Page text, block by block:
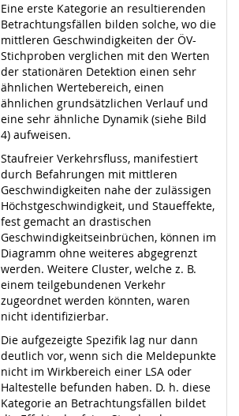
Eine erste Kategorie an resultierenden
Betrachtungsfällen bilden solche, wo die
mittleren Geschwindigkeiten der ÖV-
Stichproben verglichen mit den Werten
der stationären Detektion einen sehr
ähnlichen Wertebereich, einen
ähnlichen grundsätzlichen Verlauf und
eine sehr ähnliche Dynamik (siehe Bild
4) aufweisen.
Staufreier Verkehrsfluss, manifestiert
durch Befahrungen mit mittleren
Geschwindigkeiten nahe der zulässigen
Höchstgeschwindigkeit, und Staueffekte,
fest gemacht an drastischen
Geschwindigkeitseinbrüchen, können im
Diagramm ohne weiteres abgegrenzt
werden. Weitere Cluster, welche z. B.
einem teilgebundenen Verkehr
zugeordnet werden könnten, waren
nicht identifizierbar.
Die aufgezeigte Spezifik lag nur dann
deutlich vor, wenn sich die Meldepunkte
nicht im Wirkbereich einer LSA oder
Haltestelle befunden haben. D. h. diese
Kategorie an Betrachtungsfällen bildet